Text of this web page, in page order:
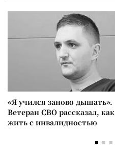
«Я учился заново дышать».
Ветеран СВО рассказал, как
жить с инвалидностью